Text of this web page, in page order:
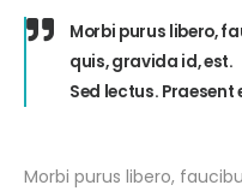
Morbi purus libero,
quis, gravida id, est.
Sed lectus.
Morbi purus libero,